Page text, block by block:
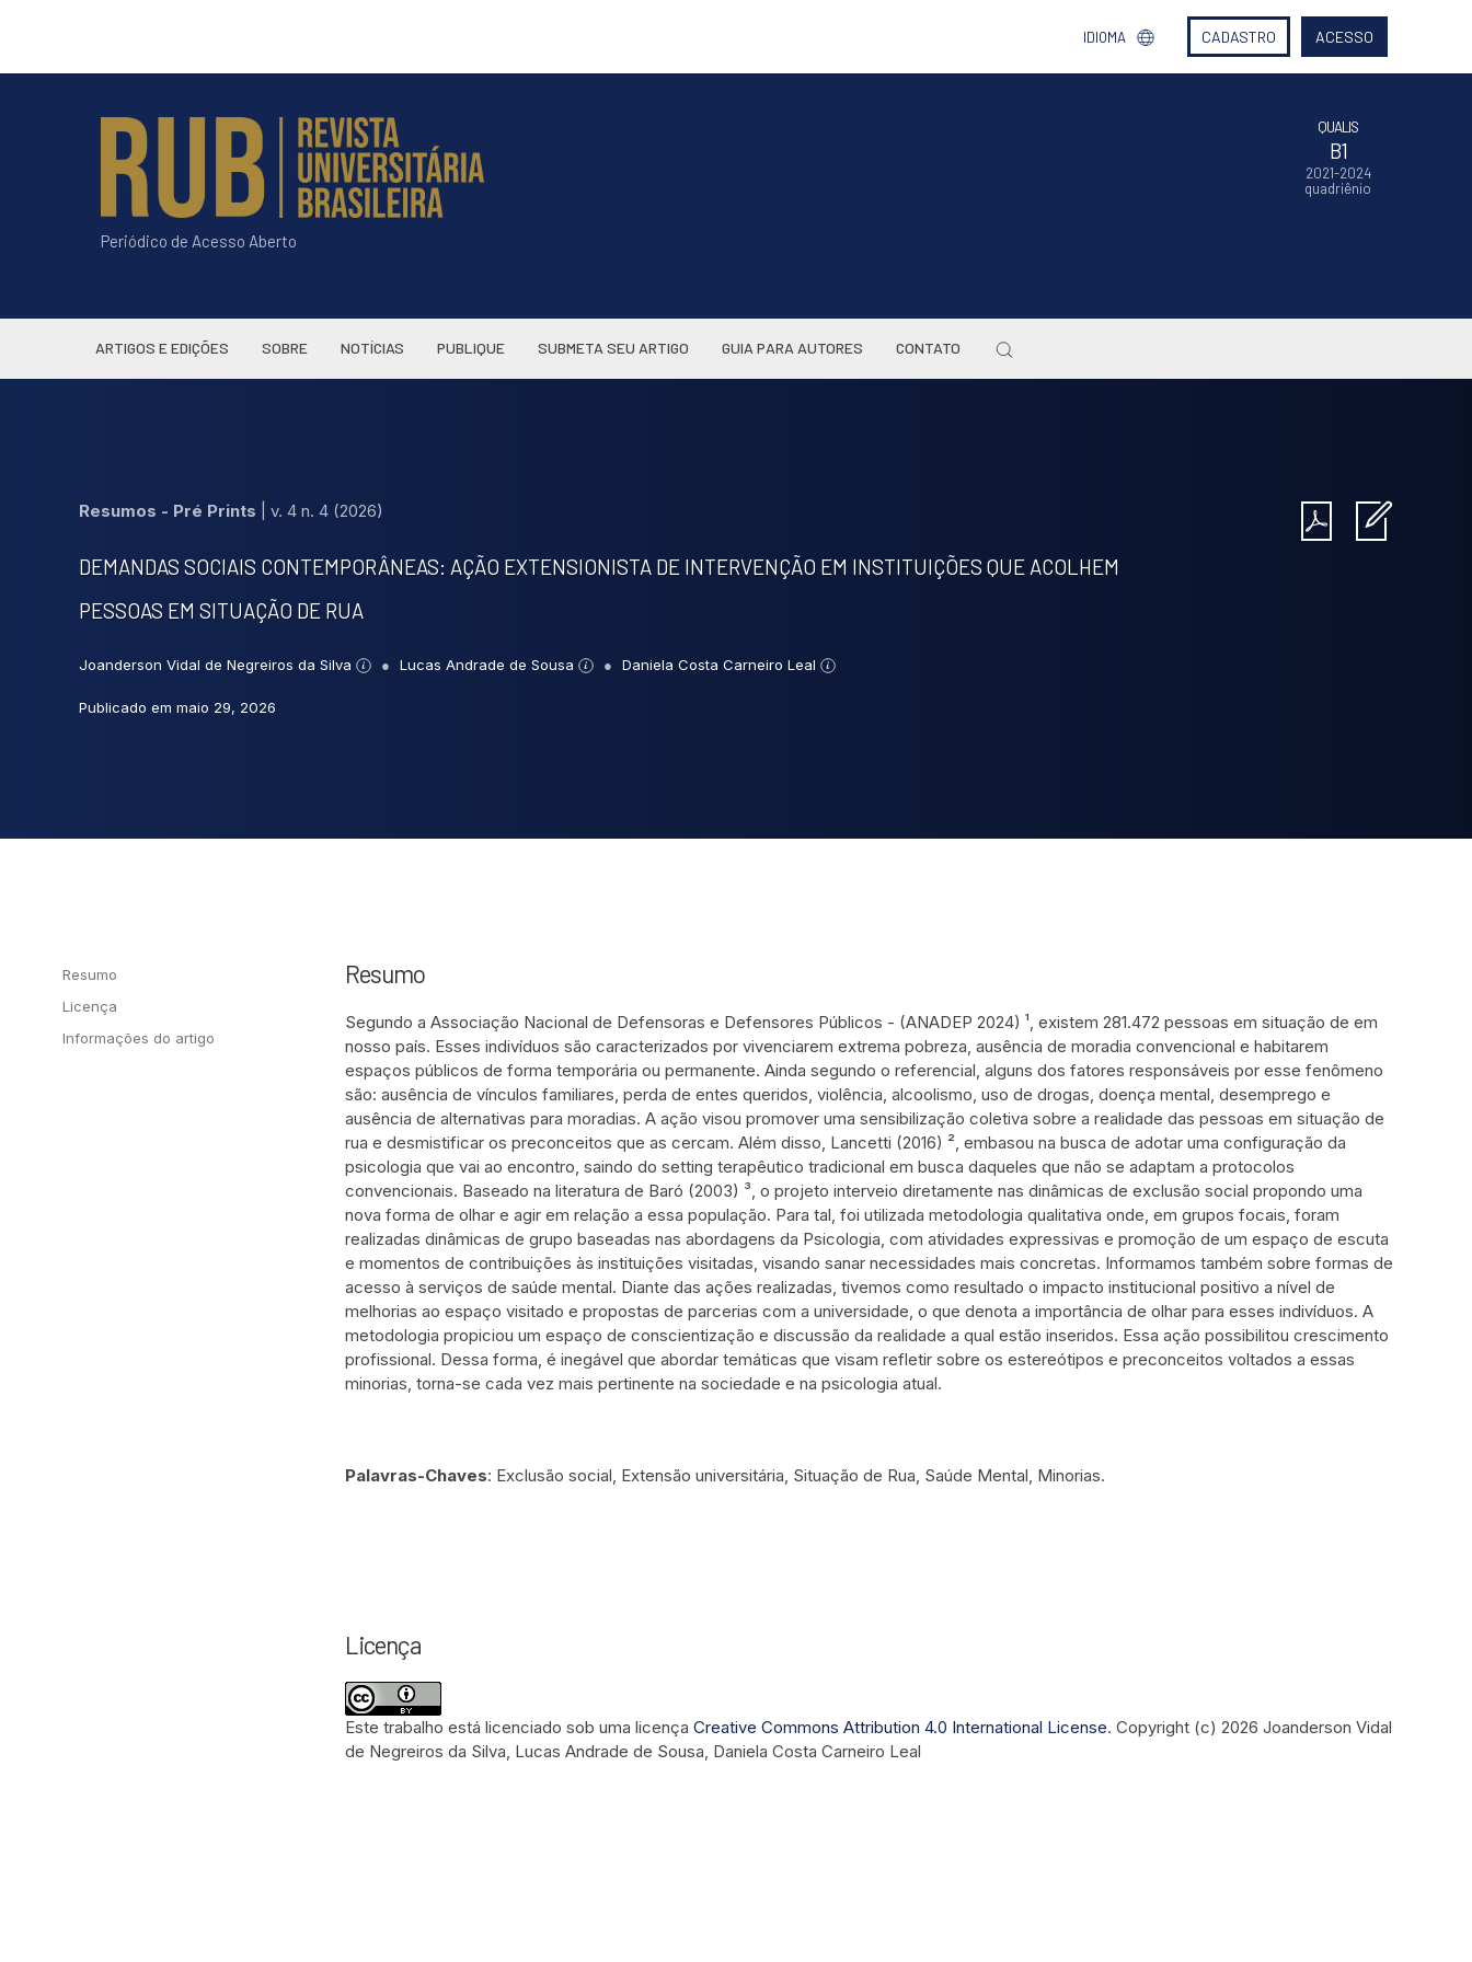
IDIOMA CADASTRO ACESSO
Periódico de Acesso Aberto
QUALIS
B1
2021-2024
quadriênio
ARTIGOS E EDIÇÕES SOBRE NOTÍCIAS PUBLIQUE SUBMETA SEU ARTIGO GUIA PARA AUTORES CONTATO
Resumos - Pré Prints v. 4 n. 4 (2026)
DEMANDAS SOCIAIS CONTEMPORÂNEAS: AÇÃO EXTENSIONISTA DE INTERVENÇÃO EM INSTITUIÇÕES QUE ACOLHEM
PESSOAS EM SITUAÇÃO DE RUA
Joanderson Vidal de Negreiros da Silva Lucas Andrade de Sousa Daniela Costa Carneiro Leal
Publicado em maio 29, 2026
Resumo
Licença
Informações do artigo
Resumo
Segundo a Associação Nacional de Defensoras e Defensores Públicos - (ANADEP 2024) ¹, existem 281.472 pessoas em situação de em
nosso país. Esses indivíduos são caracterizados por vivenciarem extrema pobreza, ausência de moradia convencional e habitarem
espaços públicos de forma temporária ou permanente. Ainda segundo o referencial, alguns dos fatores responsáveis por esse fenômeno
são: ausência de vínculos familiares, perda de entes queridos, violência, alcoolismo, uso de drogas, doença mental, desemprego e
ausência de alternativas para moradias. A ação visou promover uma sensibilização coletiva sobre a realidade das pessoas em situação de
rua e desmistificar os preconceitos que as cercam. Além disso, Lancetti (2016) ², embasou na busca de adotar uma configuração da
psicologia que vai ao encontro, saindo do setting terapêutico tradicional em busca daqueles que não se adaptam a protocolos
convencionais. Baseado na literatura de Baró (2003) ³, o projeto interveio diretamente nas dinâmicas de exclusão social propondo uma
nova forma de olhar e agir em relação a essa população. Para tal, foi utilizada metodologia qualitativa onde, em grupos focais, foram
realizadas dinâmicas de grupo baseadas nas abordagens da Psicologia, com atividades expressivas e promoção de um espaço de escuta
e momentos de contribuições às instituições visitadas, visando sanar necessidades mais concretas. Informamos também sobre formas de
acesso à serviços de saúde mental. Diante das ações realizadas, tivemos como resultado o impacto institucional positivo a nível de
melhorias ao espaço visitado e propostas de parcerias com a universidade, o que denota a importância de olhar para esses indivíduos. A
metodologia propiciou um espaço de conscientização e discussão da realidade a qual estão inseridos. Essa ação possibilitou crescimento
profissional. Dessa forma, é inegável que abordar temáticas que visam refletir sobre os estereótipos e preconceitos voltados a essas
minorias, torna-se cada vez mais pertinente na sociedade e na psicologia atual.
Palavras-Chaves: Exclusão social, Extensão universitária, Situação de Rua, Saúde Mental, Minorias.
Licença
Este trabalho está licenciado sob uma licença Creative Commons Attribution 4.0 International License. Copyright (c) 2026 Joanderson Vidal
de Negreiros da Silva, Lucas Andrade de Sousa, Daniela Costa Carneiro Leal